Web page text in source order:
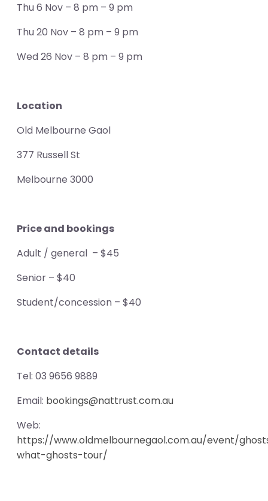
Thu 6 Nov – 8 pm – 9 pm
Thu 20 Nov – 8 pm – 9 pm
Wed 26 Nov – 8 pm – 9 pm
Location
Old Melbourne Gaol
377 Russell St
Melbourne 3000
Price and bookings
Adult / general – $45
Senior – $40
Student/concession – $40
Contact details
Tel: 03 9656 9889
Email: bookings@nattrust.com.au
Web:
https://www.oldmelbournegaol.com.au/event/
what-ghosts-tour/